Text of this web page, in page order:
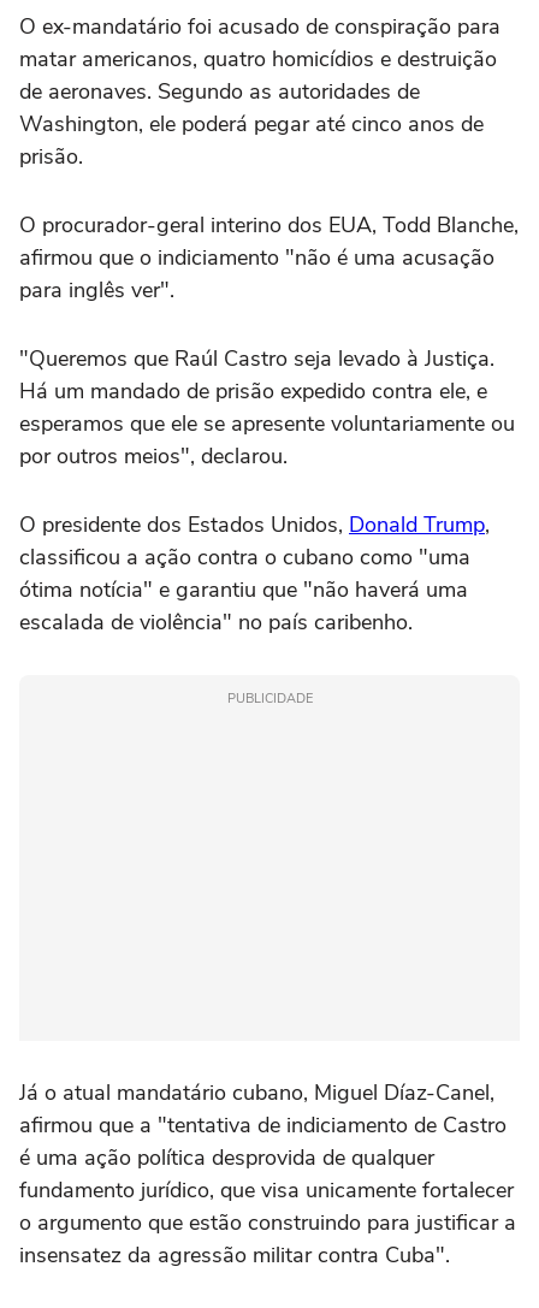
O ex-mandatário foi acusado de conspiração para
matar americanos, quatro homicídios e destruição
de aeronaves. Segundo as autoridades de
Washington, ele poderá pegar até cinco anos de
prisão.
O procurador-geral interino dos EUA, Todd Blanche,
afirmou que o indiciamento "não é uma acusação
para inglês ver".
"Queremos que Raúl Castro seja levado à Justiça.
Há um mandado de prisão expedido contra ele, e
esperamos que ele se apresente voluntariamente ou
por outros meios", declarou.
O presidente dos Estados Unidos, Donald Trump,
classificou a ação contra o cubano como "uma
ótima notícia" e garantiu que "não haverá uma
escalada de violência" no país caribenho.
PUBLICIDADE
Já o atual mandatário cubano, Miguel Díaz-Canel,
afirmou que a "tentativa de indiciamento de Castro
é uma ação política desprovida de qualquer
fundamento jurídico, que visa unicamente fortalecer
o argumento que estão construindo para justificar a
insensatez da agressão militar contra Cuba".